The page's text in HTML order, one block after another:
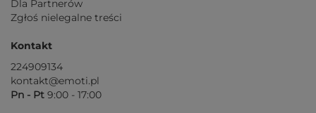
Dla Partnerów
Zgłoś nielegalne treści
Kontakt
224909134
kontakt@emoti.pl
Pn - Pt 9:00 - 17:00